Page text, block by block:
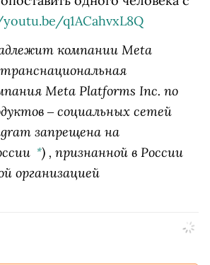
q1ACahvxL8Q
компании Meta
Meta Platforms Inc. по
‒ социальных сетей
запрещена на
*) , признанной в России
организацией